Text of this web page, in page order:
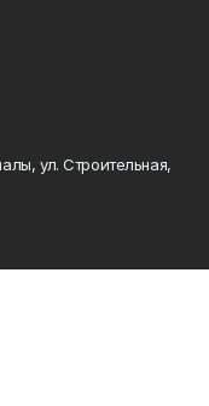
ул. Строительная,